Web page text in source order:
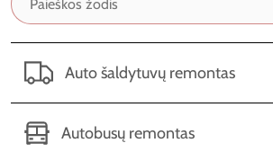
Auto šaldytuvų remontas
Autobusų remontas